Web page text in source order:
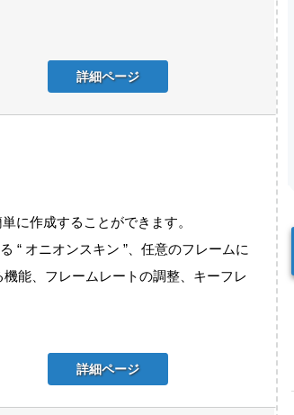
詳細ページ
に作成することができます。
“ オニオンスキン ”、任意のフレームに
能、フレームレートの調整、キーフレ
詳細ページ